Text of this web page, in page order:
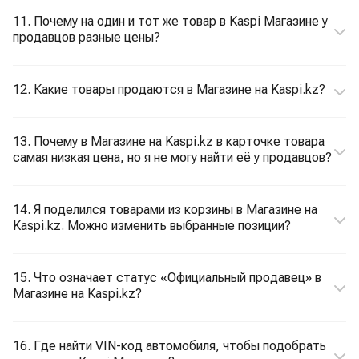
11. Почему на один и тот же товар в Kaspi Магазине у
продавцов разные цены?
12. Какие товары продаются в Магазине на Kaspi.kz?
13. Почему в Магазине на Kaspi.kz в карточке товара
самая низкая цена, но я не могу найти её у продавцов?
14. Я поделился товарами из корзины в Магазине на
Kaspi.kz. Можно изменить выбранные позиции?
15. Что означает статус «Официальный продавец» в
Магазине на Kaspi.kz?
16. Где найти VIN-код автомобиля, чтобы подобрать